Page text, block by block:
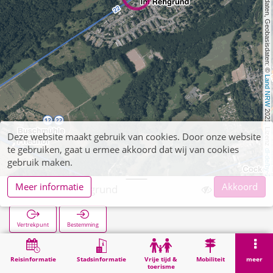
, Kartendaten, Geobasisdaten: ©
Land NRW
2021, Lizenz
dl-de/by-2-0
Reisinformatie Stadsinformatie
Vrije tijd &
toerisme
Mobiliteit meer
Atsch Im Rehgrund
Vertrekpunt Bestemming
Zoekopracht Atsch Im Rehgrund
Deze website maakt gebruik van cookies. Door onze website
te gebruiken, gaat u ermee akkoord dat wij van cookies
gebruik maken.
Meer informatie
Akkoord